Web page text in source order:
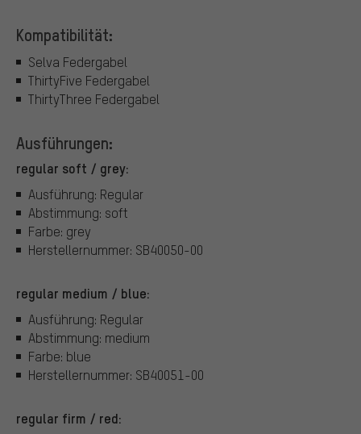
Kompatibilität:
Selva Federgabel
ThirtyFive Federgabel
ThirtyThree Federgabel
Ausführungen:
regular soft / grey:
Ausführung: Regular
Abstimmung: soft
Farbe: grey
Herstellernummer: SB40050-00
regular medium / blue:
Ausführung: Regular
Abstimmung: medium
Farbe: blue
Herstellernummer: SB40051-00
regular firm / red: